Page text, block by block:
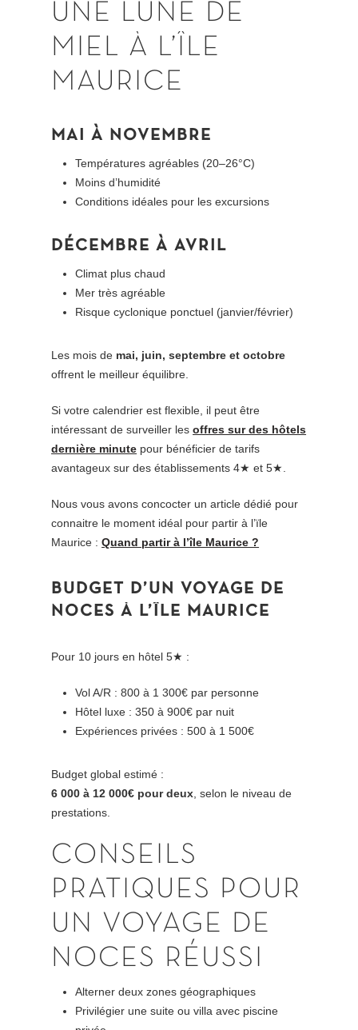
UNE
LUNE
DE
MIEL À L’ÎLE
MAURICE
MAI À NOVEMBRE
Températures agréables (20–26°C)
Moins d’humidité
Conditions idéales pour les excursions
DÉCEMBRE À AVRIL
Climat plus chaud
Mer très agréable
Risque cyclonique ponctuel (janvier/février)
Les mois de mai, juin, septembre et octobre
offrent le meilleur équilibre.
Si votre calendrier est flexible, il peut être
intéressant de surveiller lesoffres sur des hôtels
dernière minute pour bénéficier de tarifs
avantageux sur des établissements 4★ et 5★.
Nous vous avons concocter un article dédié pour
connaitre le moment idéal pour partir à l’ïle
Maurice :Quand partir à l’île Maurice ?
BUDGET D’UN VOYAGE
DE
NOCES À L’ÎLE MAURICE
Pour 10 jours en hôtel 5★ :
Vol A/R : 800 à 1 300€ par personne
Hôtel luxe : 350 à 900€ par nuit
Expériences privées : 500 à 1 500€
Budget global estimé :
6 000 à 12 000€ pour deux , selon le niveau de
prestations.
CONSEILS
PRATIQUES POUR
UN VOYAGE DE
NOCES RÉUSSI
Alterner deux zones géographiques
Privilégier une suite ou villa avec piscine